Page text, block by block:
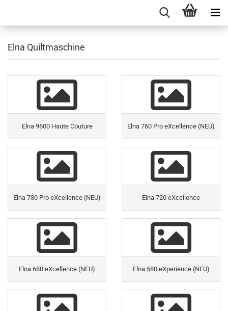
Elna Quiltmaschine
Elna 9600 Haute Couture Elna 760 Pro eXcellence (NEU)
Elna 730 Pro eXcellence (NEU) Elna 720 eXcellence
Elna 680 eXcellence (NEU) Elna 580 eXperience (NEU)